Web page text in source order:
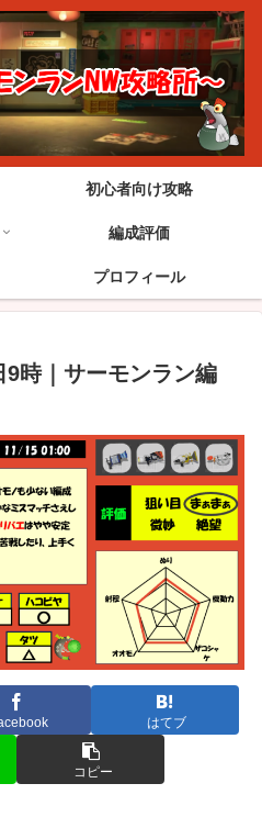
初心者向け攻略
編成評価
プロフィール
時｜サーモンラン編
はてブ
コピー